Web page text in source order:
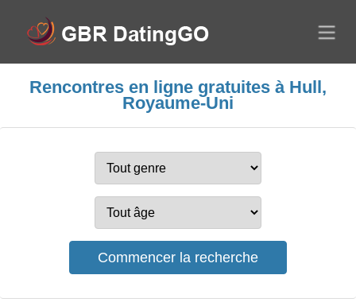
Rencontres en ligne gratuites à Hull,
Royaume-Uni